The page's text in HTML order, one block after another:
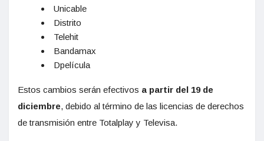
Unicable
Distrito
Telehit
Bandamax
Dpelícula
Estos cambios serán efectivos a partir del 19 de
diciembre, debido al término de las licencias de derechos
de transmisión entre Totalplay y Televisa.